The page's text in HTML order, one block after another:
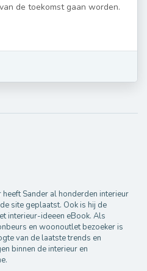
de toekomst gaan worden.
Sander al honderden interieur
site geplaatst. Ook is hij de
interieur-ideeen eBook. Als
en woonoutlet bezoeker is
van de laatste trends en
binnen de interieur en